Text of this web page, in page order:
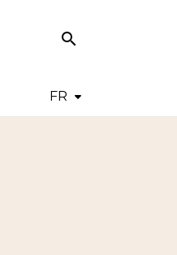
FR
search